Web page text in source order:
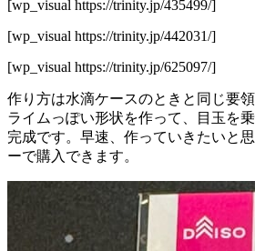
[wp_visual https://trinity.jp/435499/]
[wp_visual https://trinity.jp/442031/]
[wp_visual https://trinity.jp/625097/]
作り方は水滴ケースのときと同じ要
ライムっぽい形状を作って、目玉を
完成です。早速、作っていきたいと
ーで購入できます。